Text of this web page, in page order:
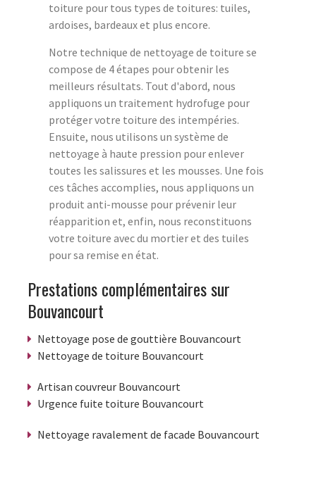
toiture pour tous types de toitures: tuiles,
ardoises, bardeaux et plus encore.
Notre technique de nettoyage de toiture se
compose de 4 étapes pour obtenir les
meilleurs résultats. Tout d'abord, nous
appliquons un traitement hydrofuge pour
protéger votre toiture des intempéries.
Ensuite, nous utilisons un système de
nettoyage à haute pression pour enlever
toutes les salissures et les mousses. Une fois
ces tâches accomplies, nous appliquons un
produit anti-mousse pour prévenir leur
réapparition et, enfin, nous reconstituons
votre toiture avec du mortier et des tuiles
pour sa remise en état.
Prestations complémentaires sur
Bouvancourt
Nettoyage pose de gouttière Bouvancourt
Nettoyage de toiture Bouvancourt
Artisan couvreur Bouvancourt
Urgence fuite toiture Bouvancourt
Nettoyage ravalement de facade Bouvancourt